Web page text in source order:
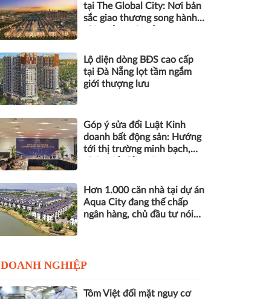
tại The Global City: Nơi bản
sắc giao thương song hành
Lộ diện dòng BĐS cao cấp
tại Đà Nẵng lọt tầm ngắm
giới thượng lưu
Góp ý sửa đổi Luật Kinh
doanh bất động sản: Hướng
tới thị trường minh bạch,
Hơn 1.000 căn nhà tại dự án
Aqua City đang thế chấp
ngân hàng, chủ đầu tư nói
DOANH NGHIỆP
Tôm Việt đối mặt nguy cơ